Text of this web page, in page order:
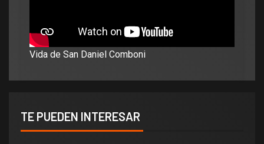
Vida de San Daniel Comboni
TE PUEDEN INTERESAR